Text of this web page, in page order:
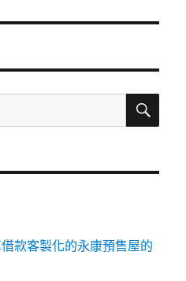
搜
款客製化的永康預售屋的